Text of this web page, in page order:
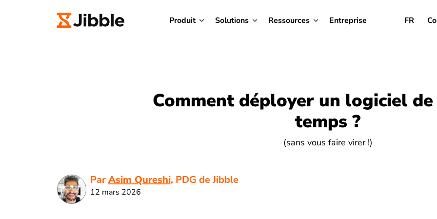
Produit Solutions Ressources Entreprise FR
Comment déployer un logiciel
temps ?
(sans vous faire virer !)
ParAsim Qureshi, PDG de Jibble
12 mars 2026